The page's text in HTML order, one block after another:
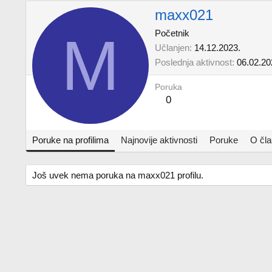
M
maxx021
Početnik
Učlanjen 14.12.2023.
Poslednja aktivnost
Poruka
0
Poruke na profilima Najnovije aktivnosti Poruke O
Još uvek nema poruka na maxx021 profilu.